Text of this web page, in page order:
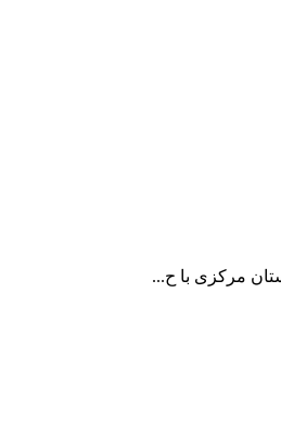
مرکزی با ح...